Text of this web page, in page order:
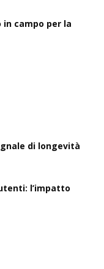
campo per la
di longevità
l’impatto